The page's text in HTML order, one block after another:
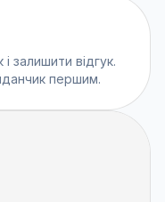
залишити відгук.
першим.